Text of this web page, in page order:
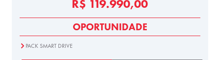
R$ 119.990,00
OPORTUNIDADE
PACK SMART DRIVE